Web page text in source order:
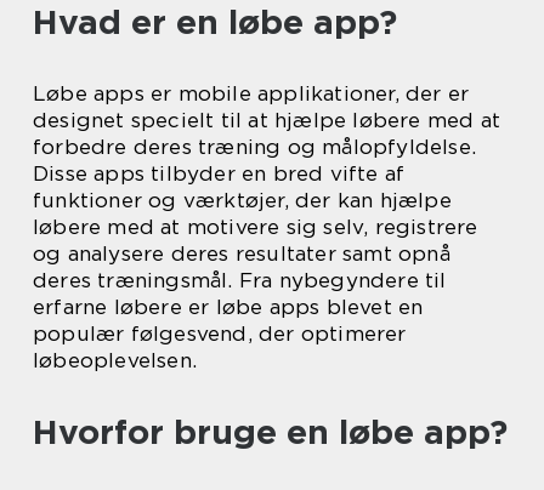
Hvad er en løbe app?
Løbe apps er mobile applikationer, der er
designet specielt til at hjælpe løbere med at
forbedre deres træning og målopfyldelse.
Disse apps tilbyder en bred vifte af
funktioner og værktøjer, der kan hjælpe
løbere med at motivere sig selv, registrere
og analysere deres resultater samt opnå
deres træningsmål. Fra nybegyndere til
erfarne løbere er løbe apps blevet en
populær følgesvend, der optimerer
løbeoplevelsen.
Hvorfor bruge en løbe app?